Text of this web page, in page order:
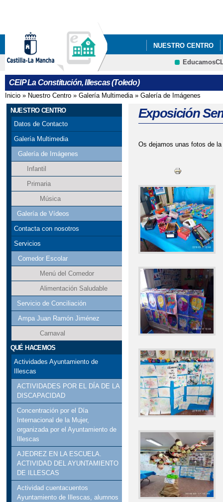
NUESTRO CENTRO
"ILLESCAS ES
CEIP La Constitución, Illescas (Toledo)
Se encuentra usted aquí
Inicio » Nuestro Centro » Galería Multimedia» Galería de Imágenes
NUESTRO CENTRO
Datos de Contacto
Galería Multimedia
Galería de Imágenes
Infantil
Primaria
Música
Galería de Vídeos
Contacta con nosotros
Servicios
Comedor Escolar
Menú del Comedor
Alimentación Saludable
Servicio de Conciliación
Ampa Juan Ramón Jiménez
Carnaval
QUÉ HACEMOS
Actividades Ayuntamiento de
Illescas
ACTIVIDADES POR EL DÍA DE LA
DISCAPACIDAD
Concentración por el Día
Internacional de la Mujer,
organizada por el Ayuntamiento de
Illescas
AJEDREZ EN LA ESCUELA.
ACTIVIDAD DEL AYUNTAMIENTO
DE ILLESCAS
Actividad cuentacuentos
Ayuntamiento de Illescas, alumnos
Exposición
Os dejamos unas fotos de